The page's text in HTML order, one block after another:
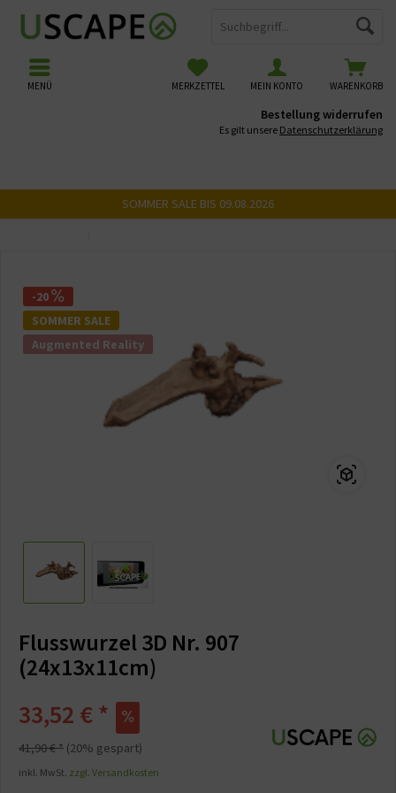
WARENKORB
MERKZETTEL MEIN KONTO
MENÜ
Bestellung widerrufen
Es gilt unsere Datenschutzerklärung
SOMMER SALE BIS 09.08.2026
-20
SOMMER SALE
Augmented Reality
Flusswurzel 3D Nr. 907
(24x13x11cm)
33,52 € *
41,90 € * (20% gespart)
inkl. MwSt. zzgl. Versandkosten